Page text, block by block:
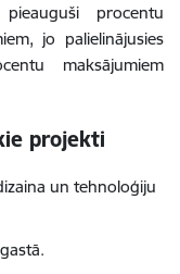
procentu
jo palielinājusies
maksājumiem
projekti
un tehnoloģiju